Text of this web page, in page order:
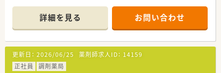
詳細を見る お問い合わせ
更新日： 2026/06/25 薬剤師求人ID： 14159
正社員
調剤薬局